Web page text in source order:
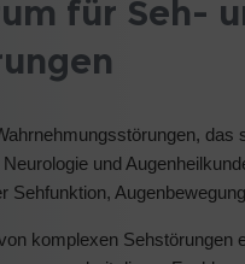
für Seh-
und
Sehfunktion,
komplexen